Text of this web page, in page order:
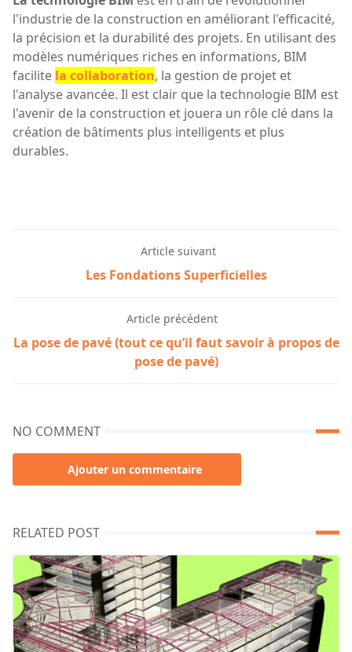
l'industrie de la construction en améliorant l'efficacité,
la précision et la durabilité des projets. En utilisant des
modèles numériques riches en informations, BIM
facilite la collaboration, la gestion de projet et
l'analyse avancée. Il est clair que la technologie BIM est
l'avenir de la construction et jouera un rôle clé dans la
création de bâtiments plus intelligents et plus
durables.
Article suivant
Les Fondations Superficielles
Article précédent
La pose de pavé (tout ce qu’il faut savoir à propos de
pose de pavé)
NO COMMENT
Ajouter un commentaire
RELATED POST